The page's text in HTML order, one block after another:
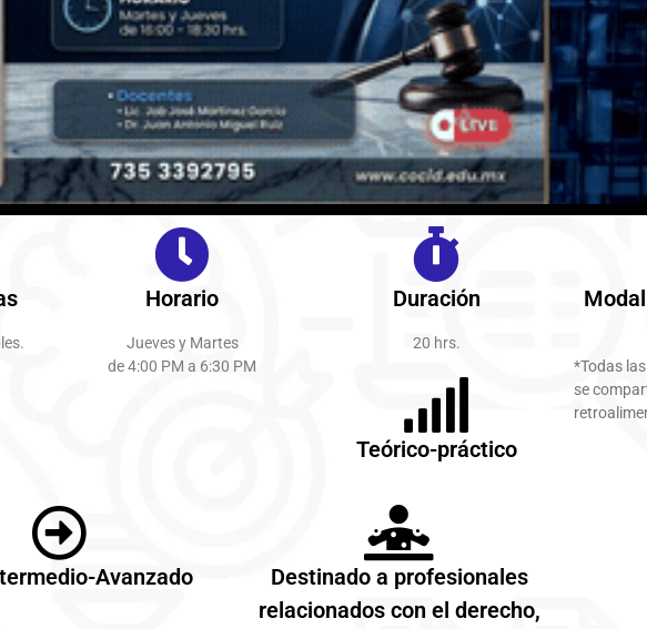
Horario
Jueves y Martes
de 4:00 PM a 6:30 PM
Duración
20 hrs.
Teórico-práctico
*Todas
se
Avanzado
Destinado a profesionales
relacionados con el derecho,